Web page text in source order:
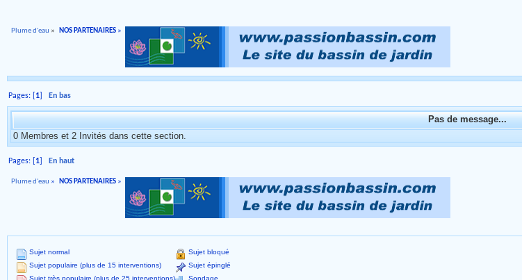
Plume d'eau » NOS PARTENAIRES»
Pages: [ 1 En bas
Pas de message...
0 Membres et 2 Invités dans cette section.
Pages: [ 1 En haut
Plume d'eau » NOS PARTENAIRES»
Sujet normal
Sujet populaire (plus de 15 interventions)
Sujet bloqué
Sujet épinglé